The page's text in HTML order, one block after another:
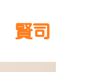
賢司